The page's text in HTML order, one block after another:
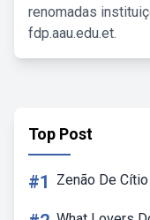
renomadas
fdp.aau.edu.et.
Top Post
#1 Zenão De